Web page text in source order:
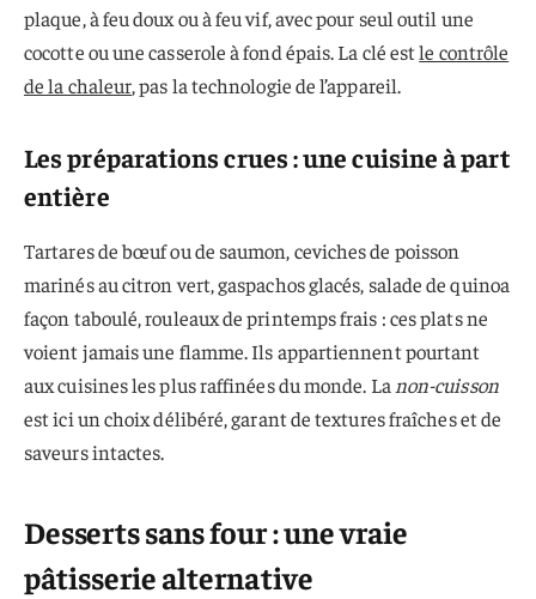
plaque, à feu doux ou à feu vif, avec pour seul outil une
cocotte ou une casserole à fond épais. La clé estle contrôle
de la chaleur, pas la technologie de l’appareil.
Les préparations crues : une cuisine à part
entière
Tartares de bœuf ou de saumon, ceviches de poisson
marinés au citron vert, gaspachos glacés, salade de quinoa
façon taboulé, rouleaux de printemps frais : ces plats ne
voient jamais une flamme. Ils appartiennent pourtant
aux cuisines les plus raffinées du monde. La non-cuisson
est ici un choix délibéré, garant de textures fraîches et de
saveurs intactes.
Desserts sans four : une vraie
pâtisserie alternative